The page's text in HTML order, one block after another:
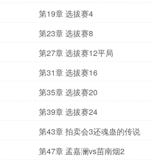
第19章 选拔赛4
第23章 选拔赛8
第27章 选拔赛12平局
第31章 选拔赛16
第35章 选拔赛20
第39章 选拔赛24
第43章 拍卖会3还魂蛊的传说
第47章 孟嘉澜vs苗南烟2